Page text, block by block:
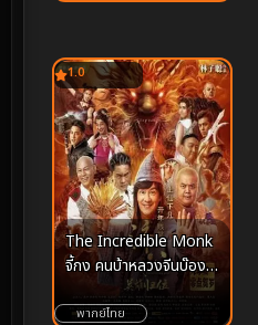
1.0
The Incredible Monk
จี้กง คนบ้าหลวงจีนบ๊องส์
ภาค 1 (2018)
พากย์ไทย